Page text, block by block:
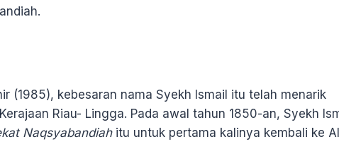
(1985), kebesaran nama Syekh Ismail itu telah menarik
Riau- Lingga. Pada awal tahun 1850-an, Syekh
Naqsyabandiah itu untuk pertama kalinya kembali ke